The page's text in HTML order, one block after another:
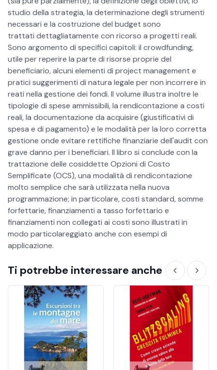
studio della strategia, la determinazione degli strumenti
necessari e la costruzione del budget sono
trattati dettagliatamente con ricorso a progetti reali.
Sono argomento di specifici capitoli: il crowdfunding,
utile per reperire la parte di risorse proprie del
beneficiario, alcuni elementi di project management e
pratici suggerimenti di natura legale per non incorrere in
reati nella gestione dei fondi. Il volume illustra inoltre le
tipologie di spese ammissibili, la rendicontazione a costi
reali, la documentazione da acquisire (giustificativi di
spesa e di pagamento) e le modalità per la loro corretta
gestione onde evitare rettifiche finanziarie dell'audit con
grave danno per i beneficiari. Il libro si conclude con la
trattazione delle cosiddette Opzioni di Costo
Semplificate (OCS), una modalità di rendicontazione
molto semplice che sarà utilizzata nella nuova
programmazione; in particolare, costi standard, somme
forfettarie, finanziamenti a tasso forfettario e
finanziamenti non collegati ai costi sono illustrati in
modo particolareggiato anche con esempi di
applicazione.
Ti potrebbe interessare anche